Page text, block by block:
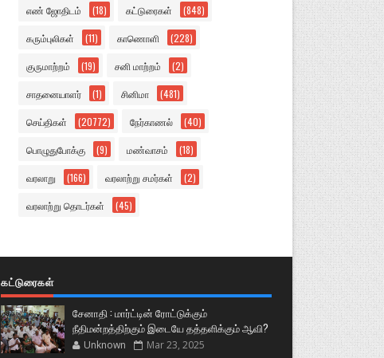
எண் ஜோதிடம் (18) கட்டுரைகள் (848)
கரும்புலிகள் (11) காணொளி (228)
குருமாற்றம் (19) சனி மாற்றம் (2)
சாதனையாளர் (1) சினிமா (481)
செய்திகள் (20772) நேர்காணல் (40)
பொழுதுபோக்கு (9) மண்வாசம் (18)
வரலாறு (166) வரலாற்று சமர்கள் (2)
வரலாற்று தொடர்கள் (45)
கட்டுரைகள்
சேனாதி : மார்ட்டின் ரோட்டுக்கும்
நீதிமன்றத்திற்கும் இடையே தத்தளிக்கும் ஆவி?
Unknown Mar 23, 2025